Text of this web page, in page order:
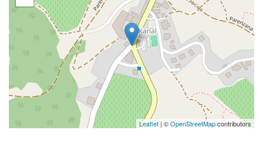
Leaflet | ©OpenStreetMapcontributors